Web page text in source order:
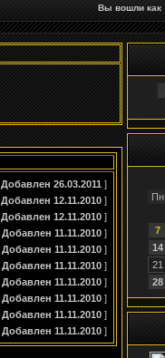
Вы вошли как
Добавлен 26.03.2011 ]
Добавлен 12.11.2010 ]
Добавлен 12.11.2010 ]
Добавлен 11.11.2010 ]
Добавлен 11.11.2010 ]
Добавлен 11.11.2010 ]
Добавлен 11.11.2010 ]
Добавлен 11.11.2010 ]
Добавлен 11.11.2010 ]
Добавлен 11.11.2010 ]
Пн
7
14
21
28